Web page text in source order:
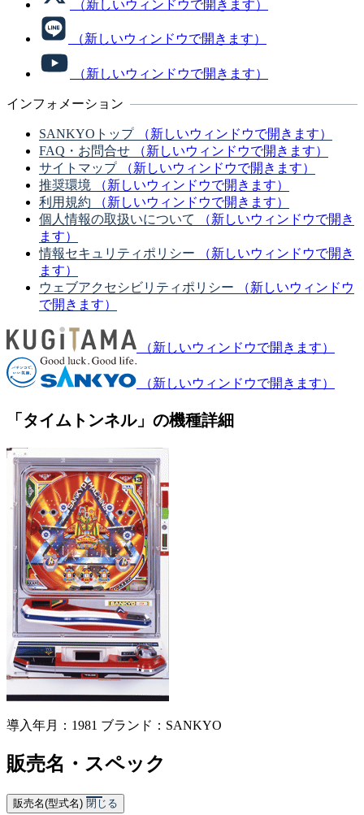
（新しいウィンドウで開きます）
（新しいウィンドウで開きます）
（新しいウィンドウで開きます）
インフォメーション
SANKYOトップ
（新しいウィンドウで開きます）
FAQ・お問合せ
（新しいウィンドウで開きます）
サイトマップ
（新しいウィンドウで開きます）
推奨環境
（新しいウィンドウで開きます）
利用規約
（新しいウィンドウで開きます）
個人情報の取扱いについて
（新しいウィンドウで開き
ます）
情報セキュリティポリシー
（新しいウィンドウで開き
ます）
ウェブアクセシビリティポリシー
（新しいウィンドウ
で開きます）
（新しいウィンドウで開きます）
（新しいウィンドウで開きます）
「タイムトンネル」の機種詳細
導入年月：1981 ブランド：SANKYO
販売名・スペック
販売名(型式名) 閉じる